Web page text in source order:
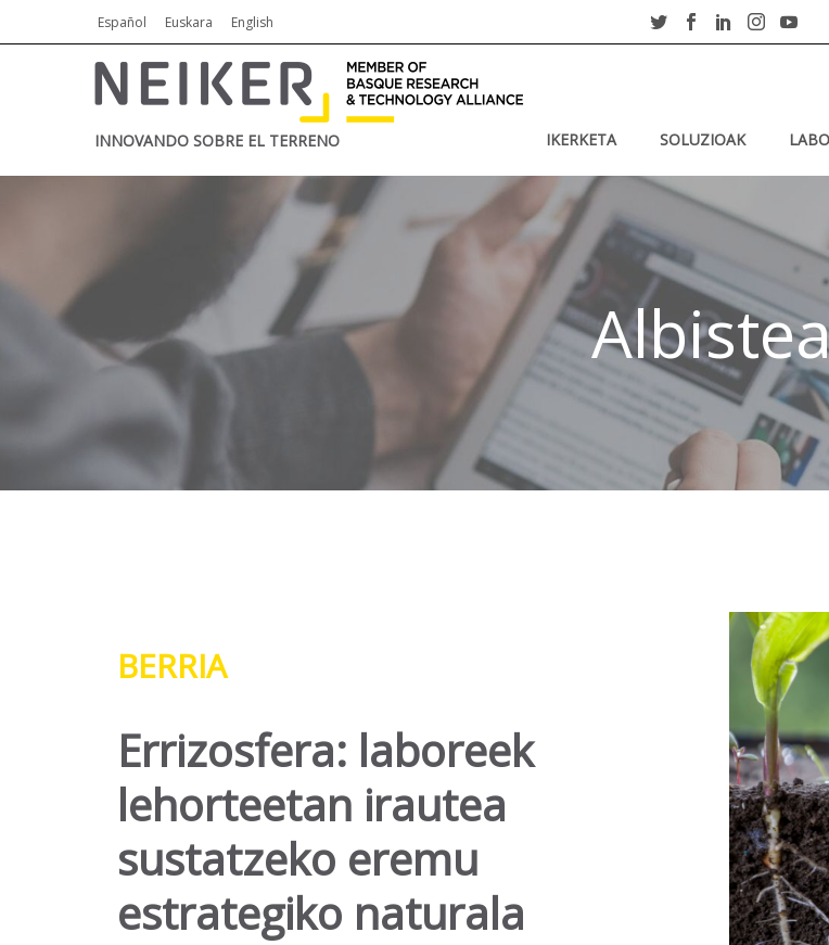
Español Euskara English
INNOVANDO SOBRE EL TERRENO IKERKETA SOLUZIOAK
BERRIA
Errizosfera: laboreek
lehorteetan irautea
sustatzeko eremu
estrategiko naturala